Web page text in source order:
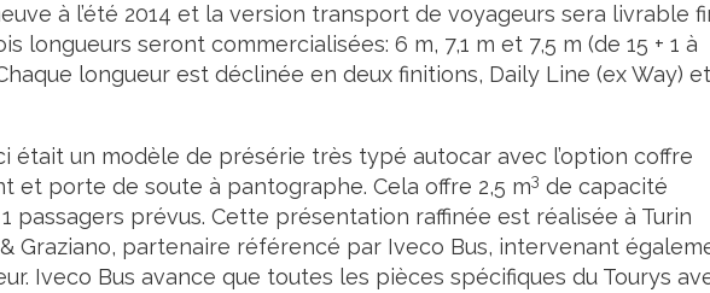
à l’été 2014 et la version transport de voyageurs sera livrable
longueurs seront commercialisées: 6 m, 7,1 m et 7,5 m (de 15 + 1 à
Chaque longueur est déclinée en deux finitions, Daily Line (ex Way) et
était un modèle de présérie très typé autocar avec l’option coffre
et porte de soute à pantographe. Cela offre 2,5 m3 de capacité
passagers prévus. Cette présentation raffinée est réalisée à Turin
Graziano, partenaire référencé par Iveco Bus, intervenant
Iveco Bus avance que toutes les pièces spécifiques du Tourys